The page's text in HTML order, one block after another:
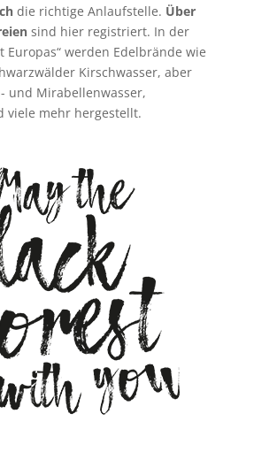
die richtige Anlaufstelle. Über
sind hier registriert. In der
Europas“ werden Edelbrände wie
Kirschwasser, aber
und Mirabellenwasser,
viele mehr hergestellt.